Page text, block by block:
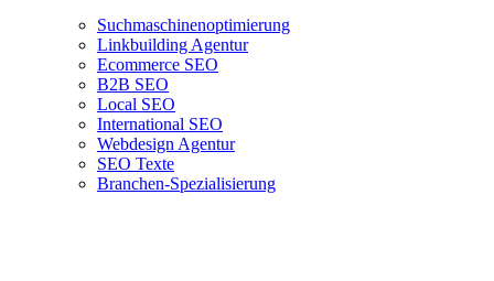
Suchmaschinenoptimierung
Linkbuilding Agentur
Ecommerce SEO
B2B SEO
Local SEO
International SEO
Webdesign Agentur
SEO Texte
Branchen-Spezialisierung